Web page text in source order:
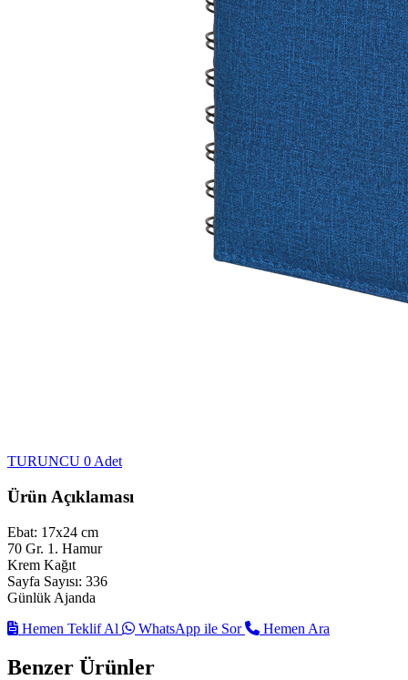
TURUNCU 0 Adet
Ürün Açıklaması
Ebat: 17x24 cm
70 Gr. 1. Hamur
Krem Kağıt
Sayfa Sayısı: 336
Günlük Ajanda
Hemen Teklif Al
WhatsApp ile Sor Hemen Ara
Benzer Ürünler